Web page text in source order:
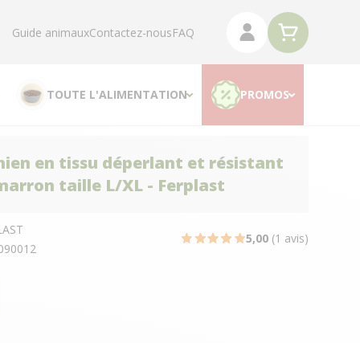
Guide animauxContactez-nousFAQ
TOUTE L'ALIMENTATION PROMOS
en tissu déperlant et résistant
taille L/XL - Ferplast
5,00 (1 avis)